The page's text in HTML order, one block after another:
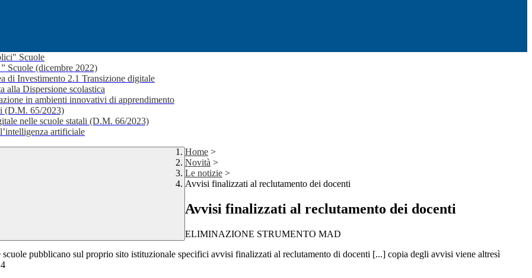
Scuole
Scuole (dicembre 2022)
Investimento 2.1 Transizione digitale
Dispersione scolastica
in ambienti innovativi di apprendimento
(D.M. 65/2023)
nelle scuole statali (D.M. 66/2023)
artificiale
Home >
Novità >
Le notizie >
Avvisi finalizzati al reclutamento dei docenti
Avvisi finalizzati al reclutamento dei docenti
ELIMINAZIONE STRUMENTO MAD
pubblicano sul proprio sito istituzionale specifici avvisi finalizzati al reclutamento di docenti [...] copia degli avvisi viene altresì